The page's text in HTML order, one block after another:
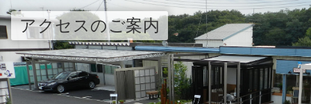
Skip
to
content
アクセスのご案内